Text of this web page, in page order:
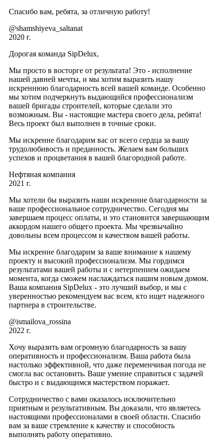
Спасибо вам, ребята, за отличную работу!
@shamshiyeva_saltanat
2020 г.
Дорогая команда SipDelux,
Мы просто в восторге от результата! Это - исполнение
нашей давней мечты, и мы хотим выразить нашу
искреннюю благодарность всей вашей команде. Особенно
мы хотим подчеркнуть выдающийся профессионализм
вашей бригады строителей, которые сделали это
возможным. Вы - настоящие мастера своего дела, ребята!
Весь проект был выполнен в точные сроки.
Мы искренне благодарим вас от всего сердца за вашу
трудолюбивость и преданность. Желаем вам больших
успехов и процветания в вашей благородной работе.
Нефтяная компания
2021 г.
Мы хотели бы выразить наши искренние благодарности за
ваше профессиональное сотрудничество. Сегодня мы
завершаем процесс оплаты, и это становится завершающим
аккордом нашего общего проекта. Мы чрезвычайно
довольны всем процессом и качеством вашей работы.
Мы искренне благодарим за ваше внимание к нашему
проекту и высокий профессионализм. Мы гордимся
результатами вашей работы и с нетерпением ожидаем
момента, когда сможем наслаждаться нашим новым домом.
Ваша компания SipDelux - это лучший выбор, и мы с
уверенностью рекомендуем вас всем, кто ищет надежного
партнера в строительстве.
@ismailova_rossina
2022 г.
Хочу выразить вам огромную благодарность за вашу
оперативность и профессионализм. Ваша работа была
настолько эффективной, что даже переменчивая погода не
смогла вас остановить. Ваше умение справиться с задачей
быстро и с выдающимся мастерством поражает.
Сотрудничество с вами оказалось исключительно
приятным и результативным. Вы доказали, что являетесь
настоящими профессионалами в своей области. Спасибо
вам за ваше стремление к качеству и способность
выполнять работу оперативно.